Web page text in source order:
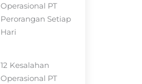
Operasional PT
Perorangan Setiap
Hari
12 Kesalahan
Operasional PT